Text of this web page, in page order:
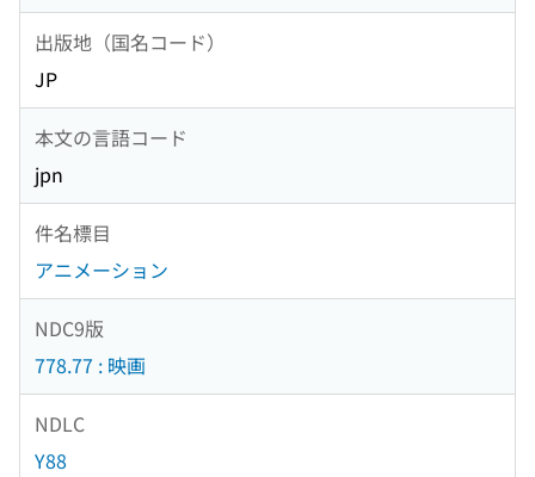
出版地（国名コード）
JP
本文の言語コード
jpn
件名標目
アニメーション
NDC9版
778.77 : 映画
NDLC
Y88